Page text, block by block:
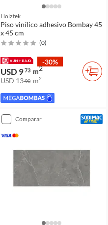
Holztek
Piso vinílico adhesivo Bombay 45
x 45 cm
(0)
-30%
USD 973 m2
USD 1390 m2
comparar